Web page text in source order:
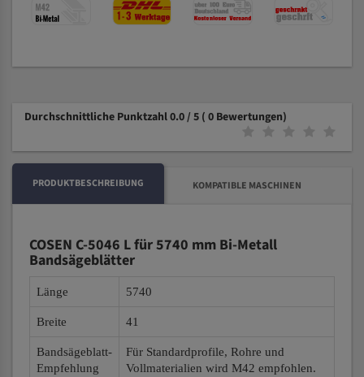
Durchschnittliche Punktzahl 0.0 / 5 ( 0 Bewertungen)
PRODUKTBESCHREIBUNG KOMPATIBLE MASCHINEN
COSEN C-5046 L für 5740 mm Bi-Metall
Bandsägeblätter
Länge 5740
Breite 41
Bandsägeblatt-
Empfehlung
Für Standardprofile, Rohre und
Vollmaterialien wird M42 empfohlen.